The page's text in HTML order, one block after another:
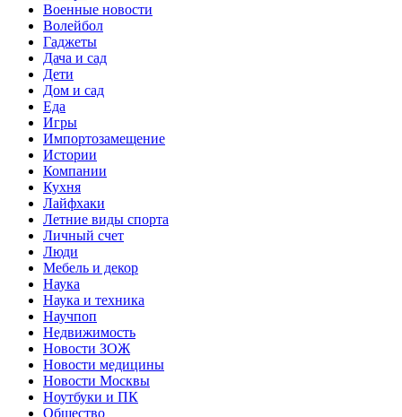
Военные новости
Волейбол
Гаджеты
Дача и сад
Дети
Дом и сад
Еда
Игры
Импортозамещение
Истории
Компании
Кухня
Лайфхаки
Летние виды спорта
Личный счет
Люди
Мебель и декор
Наука
Наука и техника
Научпоп
Недвижимость
Новости ЗОЖ
Новости медицины
Новости Москвы
Ноутбуки и ПК
Общество